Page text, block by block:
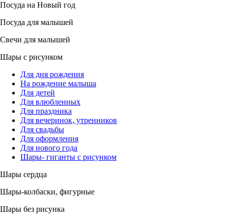
Посуда на Новый год
Посуда для малышей
Свечи для малышей
Шары с рисунком
Для дня рождения
На рождение малыша
Для детей
Для влюбленных
Для праздника
Для вечеринок, утренников
Для свадьбы
Для оформления
Для нового года
Шары- гиганты с рисунком
Шары сердца
Шары-колбаски, фигурные
Шары без рисунка